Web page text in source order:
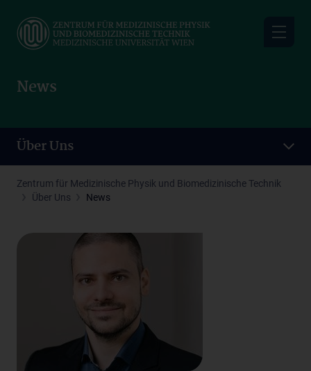
main
News
Über Uns
Zentrum für Medizinische Physik und Biomedizinische Technik
Über Uns
News